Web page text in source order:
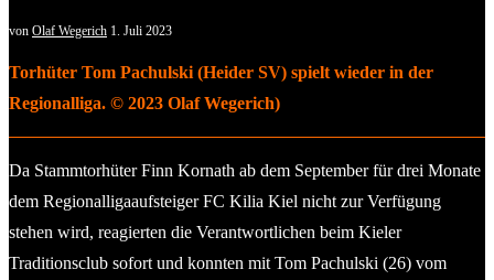
von Olaf Wegerich 1. Juli 2023
Torhüter Tom Pachulski (Heider SV) spielt wieder in der
Regionalliga. © 2023 Olaf Wegerich)
Da Stammtorhüter Finn Kornath ab dem September für drei Monate
dem Regionalligaaufsteiger FC Kilia Kiel nicht zur Verfügung
stehen wird, reagierten die Verantwortlichen beim Kieler
Traditionsclub sofort und konnten mit Tom Pachulski (26) vom